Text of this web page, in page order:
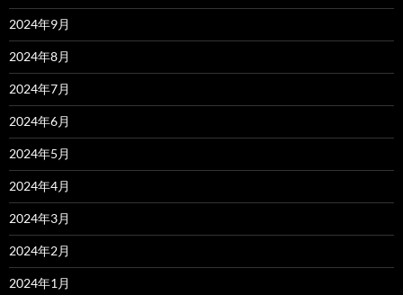
2024年9月
2024年8月
2024年7月
2024年6月
2024年5月
2024年4月
2024年3月
2024年2月
2024年1月